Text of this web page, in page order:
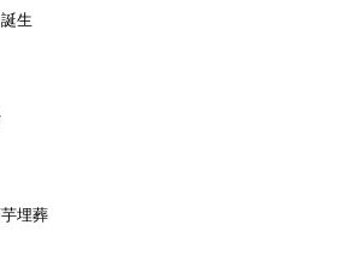
生
埋葬